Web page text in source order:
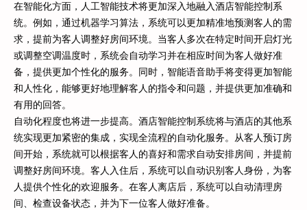
在智能化方面，人工智能技术将更加深入地融入酒店智能控制系
统。例如，通过机器学习算法，系统可以更加精准地预测客人的需
求，提前为客人调整好房间环境。当客人多次在特定时间开启灯光
或调整空调温度时，系统会自动学习并在相应时间为客人做好准
备，提供更加个性化的服务。同时，智能语音助手将变得更加智能
和人性化，能够更好地理解客人的指令和问题，并提供更加准确和
有用的回答。
自动化程度也将进一步提高。酒店智能控制系统将与酒店的其他系
统实现更加紧密的集成，实现全流程的自动化服务。从客人预订房
间开始，系统就可以根据客人的喜好和需求自动安排房间，并提前
调整好房间环境。客人入住后，系统可以自动识别客人身份，为客
人提供个性化的欢迎服务。在客人离店后，系统可以自动清理房
间、检查设备状态，并为下一位客人做好准备。